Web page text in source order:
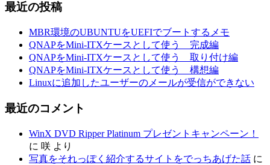
最近の投稿
MBR環境のUBUNTUをUEFIでブートするメモ
QNAPをMini-ITXケースとして使う 完成編
QNAPをMini-ITXケースとして使う 取り付け編
QNAPをMini-ITXケースとして使う 構想編
Linuxに追加したユーザーのメールが受信ができない
最近のコメント
WinX DVD Ripper Platinum プレゼントキャンペーン！
に 咲 より
写真をそれっぽく紹介するサイトをでっちあげた話 に